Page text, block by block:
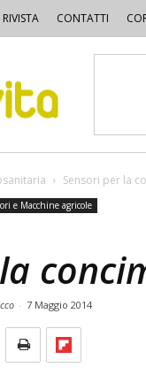
CONTATTI
Sensori per la
e Macchine agricole
- 7 Maggio 2014